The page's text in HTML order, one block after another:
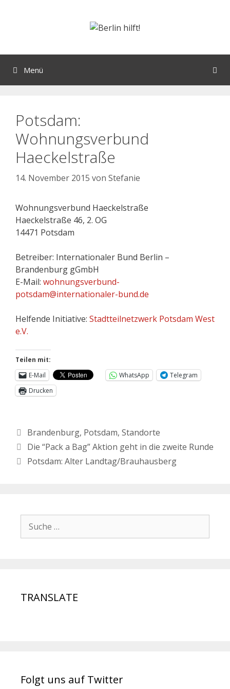
Menü
Potsdam:
Wohnungsverbund
Haeckelstraße
14. November 2015 von Stefanie
Wohnungsverbund Haeckelstraße
Haeckelstraße 46, 2. OG
14471 Potsdam
Betreiber: Internationaler Bund Berlin –
Brandenburg gGmbH
E-Mail: wohnungsverbund-
potsdam@internationaler-bund.de
Helfende Initiative: Stadtteilnetzwerk Potsdam West
e.V.
Teilen mit:
E-Mail
WhatsApp
Telegram
Drucken
Brandenburg, Potsdam, Standorte
Die “Pack a Bag” Aktion geht in die zweite Runde
Potsdam: Alter Landtag/Brauhausberg
TRANSLATE
Folgt uns auf Twitter